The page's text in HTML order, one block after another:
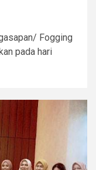
Fogging
pada hari